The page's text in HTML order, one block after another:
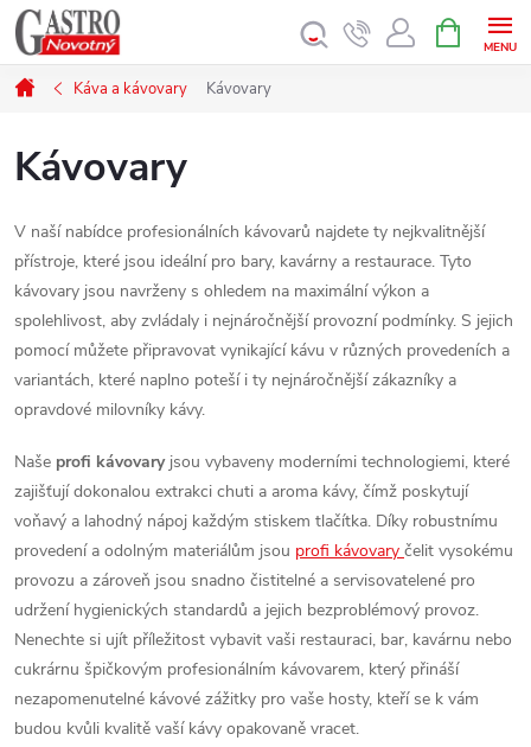
Přejít
na
obsah
NÁKUPNÍ
KOŠÍK
DomůKáva a kávovary Kávovary
Kávovary
V naší nabídce profesionálních kávovarů najdete ty nejkvalitnější
přístroje, které jsou ideální pro bary, kavárny a restaurace. Tyto
kávovary jsou navrženy s ohledem na maximální výkon a
spolehlivost, aby zvládaly i nejnáročnější provozní podmínky. S jejich
pomocí můžete připravovat vynikající kávu v různých provedeních a
variantách, které naplno poteší i ty nejnáročnější zákazníky a
opravdové milovníky kávy.
Naše profi kávovaryjsou vybaveny moderními technologiemi, které
zajišťují dokonalou extrakci chuti a aroma kávy, čímž poskytují
voňavý a lahodný nápoj každým stiskem tlačítka. Díky robustnímu
provedení a odolným materiálům jsou profi kávovary čelit vysokému
provozu a zároveň jsou snadno čistitelné a servisovatelené pro
udržení hygienických standardů a jejich bezproblémový provoz.
Nenechte si ujít příležitost vybavit vaši restauraci, bar, kavárnu nebo
cukrárnu špičkovým profesionálním kávovarem, který přináší
nezapomenutelné kávové zážitky pro vaše hosty, kteří se k vám
budou kvůli kvalitě vaší kávy opakovaně vracet.